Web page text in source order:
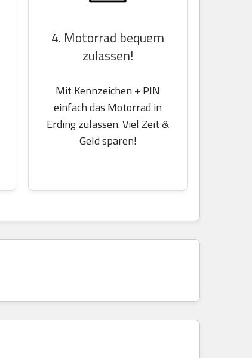
4. Motorrad bequem
zulassen!
Mit Kennzeichen + PIN
einfach das Motorrad in
Erding zulassen. Viel Zeit &
Geld sparen!